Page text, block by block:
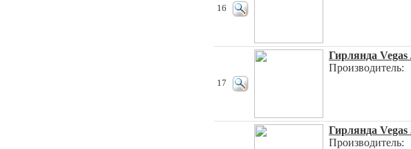
16
17
Гирлянда
Производитель:
Гирлянда Vegas
Производитель: